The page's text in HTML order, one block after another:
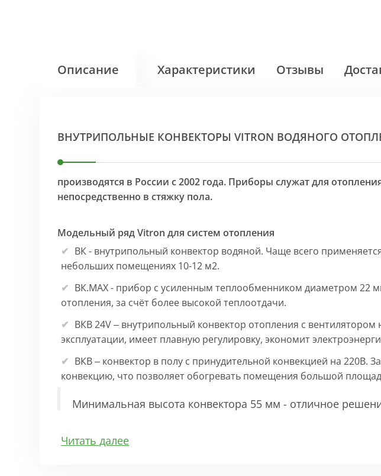
Описание Характеристики Отзывы
ВНУТРИПОЛЬНЫЕ КОНВЕКТОРЫ VITRON ВОДЯНОГО
производятся в России с 2002 года. Приборы служат для
непосредственно в стяжку пола.
Модельный ряд Vitron для систем отопления
ВК - внутрипольный конвектор водяной. Чаще всего
небольших помещениях 10-12 м2.
ВК.МАХ - прибор с усиленным теплообменником диаметром 22
отопления, за счёт более высокой теплоотдачи.
ВКВ 24V – внутрипольный конвектор отопления с
эксплуатации, имеет плавную регулировку, экономит
ВКВ – конвектор в полу с принудительной конвекцией на 220В.
конвекцию, что позволяет обогревать помещения большой
Минимальная высота конвектора 55 мм - отличное
Особенности:
Читать далее